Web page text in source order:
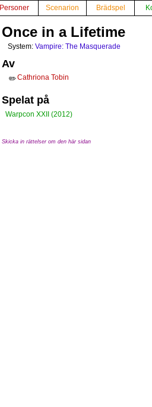
Personer Scenarion Brädspel
Once in a Lifetime
System: Vampire: The Masquerade
Av
✏️Cathriona Tobin
Spelat på
Warpcon XXII (2012)
Skicka in rättelser om den här sidan